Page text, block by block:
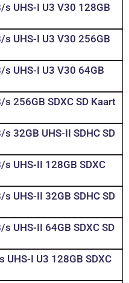
UHS-I U3 V30 128GB
UHS-I U3 V30 256GB
UHS-I U3 V30 64GB
256GB SDXC SD Kaart
32GB UHS-II SDHC SD
UHS-II 128GB SDXC
UHS-II 32GB SDHC SD
UHS-II 64GB SDXC SD
I U3 128GB SDXC